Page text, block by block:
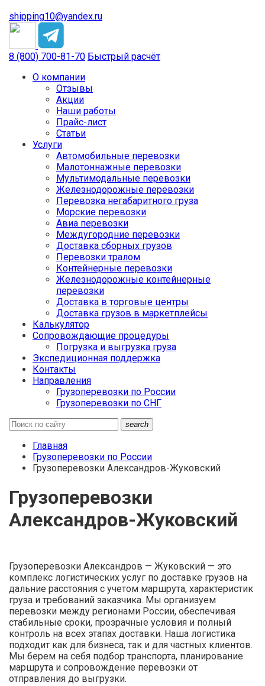
shipping10@yandex.ru
8 (800) 700-81-70 Быстрый расчёт
О компании
Отзывы
Акции
Наши работы
Прайс-лист
Статьи
Услуги
Автомобильные перевозки
Малотоннажные перевозки
Мультимодальные перевозки
Железнодорожные перевозки
Перевозка негабаритного груза
Морские перевозки
Авиа перевозки
Междугородние перевозки
Доставка сборных грузов
Перевозки тралом
Контейнерные перевозки
Железнодорожные контейнерные
перевозки
Доставка в торговые центры
Доставка грузов в маркетплейсы
Калькулятор
Сопровождающие процедуры
Погрузка и выгрузка груза
Экспедиционная поддержка
Контакты
Направления
Грузоперевозки по России
Грузоперевозки по СНГ
search
Главная
Грузоперевозки по России
Грузоперевозки Александров-Жуковский
Грузоперевозки
Александров-Жуковский
Грузоперевозки Александров — Жуковский — это
комплекс логистических услуг по доставке грузов на
дальние расстояния с учетом маршрута, характеристик
груза и требований заказчика. Мы организуем
перевозки между регионами России, обеспечивая
стабильные сроки, прозрачные условия и полный
контроль на всех этапах доставки. Наша логистика
подходит как для бизнеса, так и для частных клиентов.
Мы берем на себя подбор транспорта, планирование
маршрута и сопровождение перевозки от
отправления до выгрузки.